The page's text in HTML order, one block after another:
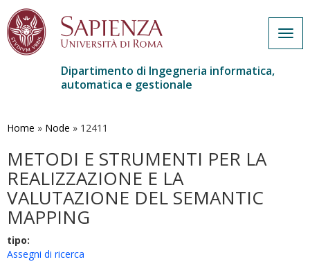
contenuto
Dipartimento di Ingegneria informatica,
automatica e gestionale
Home » Node » 12411
METODI E STRUMENTI PER LA
REALIZZAZIONE E LA
VALUTAZIONE DEL SEMANTIC
MAPPING
tipo:
Assegni di ricerca